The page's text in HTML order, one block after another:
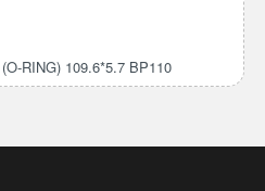
RING) 109.6*5.7 BP110